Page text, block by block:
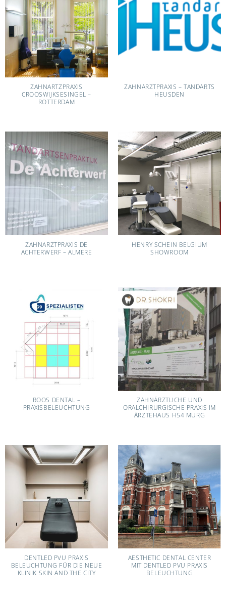
ZAHNARTZPRAXIS
CROOSWIJKSESINGEL –
ROTTERDAM
ZAHNARZTPRAXIS – TANDARTS
HEUSDEN
ZAHNARZTPRAXIS DE
ACHTERWERF – ALMERE
HENRY SCHEIN BELGIUM
SHOWROOM
ROOS DENTAL –
PRAXISBELEUCHTUNG
ZAHNÄRZTLICHE UND
ORALCHIRURGISCHE PRAXIS IM
ÄRZTEHAUS H54 MURG
DENTLED PVU PRAXIS
BELEUCHTUNG FÜR DIE NEUE
KLINIK SKIN AND THE CITY
AESTHETIC DENTAL CENTER
MIT DENTLED PVU PRAXIS
BELEUCHTUNG